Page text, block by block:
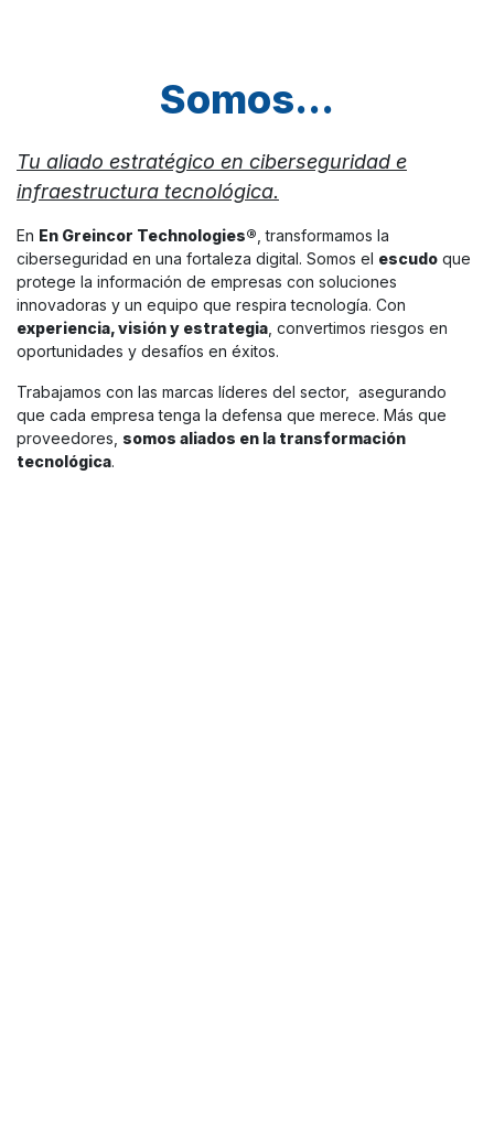
Somos...
Tu aliado estratégico en ciberseguridad e
infraestructura tecnológica.
En En Greincor Technologies® , transformamos la
ciberseguridad en una fortaleza digital. Somos el escudo que
protege la información de empresas con soluciones
innovadoras y un equipo que respira tecnología. Con
experiencia, visión y estrategia , convertimos riesgos en
oportunidades y desafíos en éxitos.
Trabajamos con las marcas líderes del sector, asegurando
que cada empresa tenga la defensa que merece. Más que
proveedores, somos aliados en la transformación
tecnológica.